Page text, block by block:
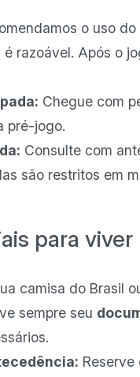
o uso do
é razoável. Após o
Chegue com
pré-jogo.
Consulte com
são restritos em
para
camisa do Brasil
sempre seu